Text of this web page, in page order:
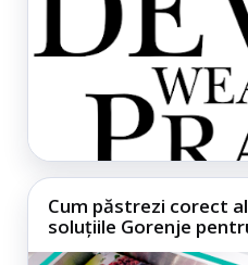
Cum păstrezi corect
soluțiile Gorenje